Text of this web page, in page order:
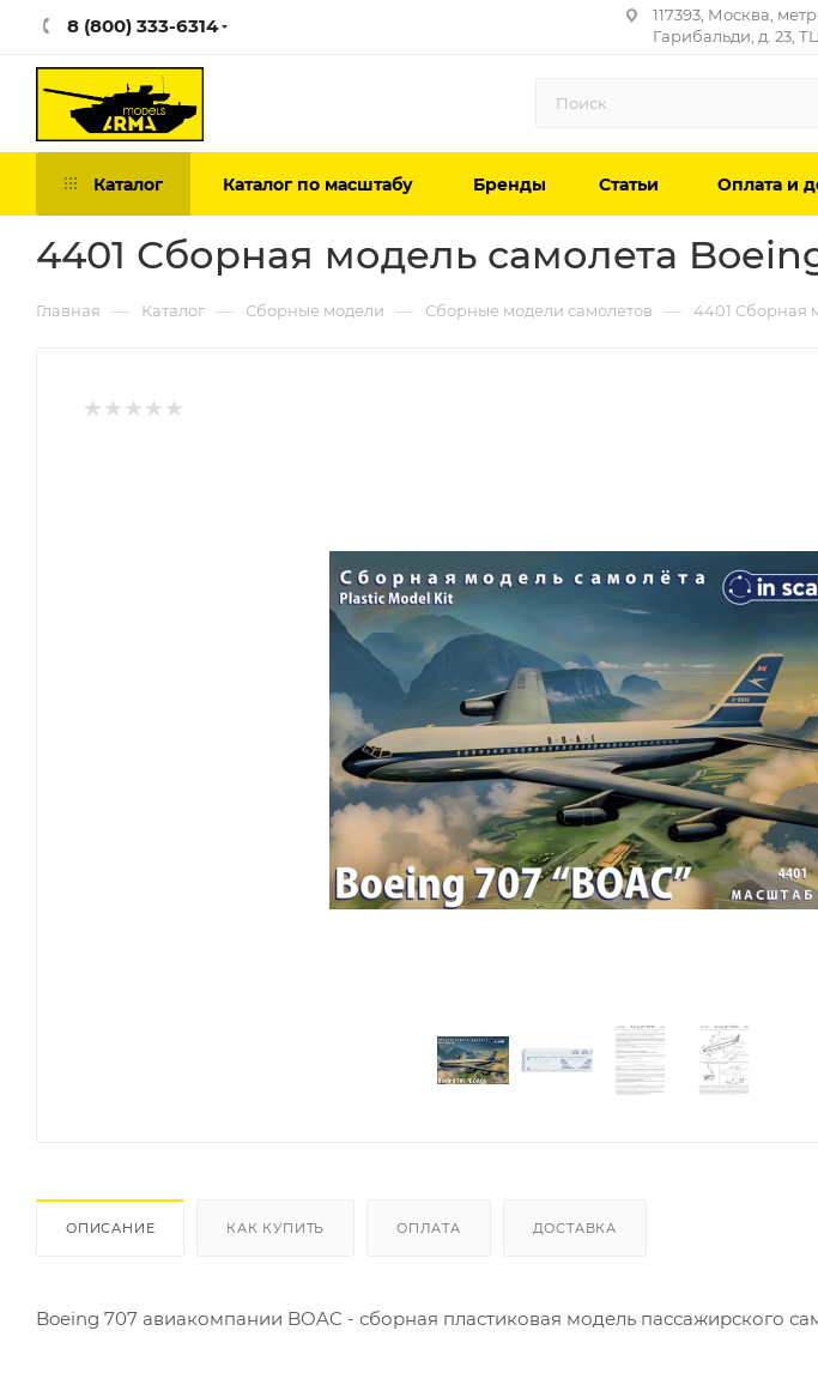
8 (800) 333-6314
117393, Москва,
Гарибальди, д. 23,
Каталог Каталог по масштабу Бренды Статьи Оплата и
4401 Сборная модель самолета
Главная — Каталог — Сборные модели — Сборные модели самолетов — 4401 Сборная
ОПИСАНИЕ КАК КУПИТЬ ОПЛАТА ДОСТАВКА
Boeing 707 авиакомпании BOAC - сборная пластиковая модель пассажирского